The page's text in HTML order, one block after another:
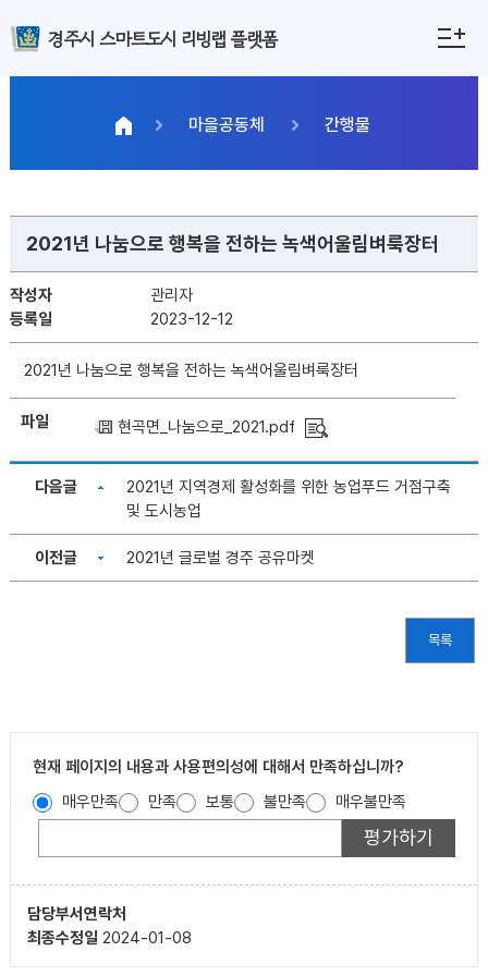
경주시 스마트도시 리빙랩 플랫폼
마을공동체 간행물
2021년 나눔으로 행복을 전하는 녹색어울림벼룩장터
작성자
관리자
등록일
2023-12-12
2021년 나눔으로 행복을 전하는 녹색어울림벼룩장터
파일 현곡면_나눔으로_2021.pdf
다음글
2021년 지역경제 활성화를 위한 농업푸드 거점구축
및 도시농업
이전글 2021년 글로벌 경주 공유마켓
목록
현재 페이지의 내용과 사용편의성에 대해서 만족하십니까?
매우만족
만족 보통 불만족 매우불만족
담당부서연락처
최종수정일 2024-01-08